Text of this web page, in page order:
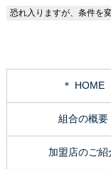
恐れ入りますが、条件を
＊ HOME
組合の概要
加盟店のご紹